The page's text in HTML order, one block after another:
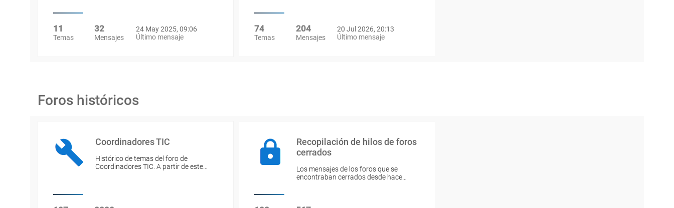
11
Temas
32
Mensajes
24 May 2025, 09:06
Último mensaje
74
Temas
204
Mensajes
20 Jul 2026, 20:13
Último mensaje
Foros históricos
Coordinadores TIC
Histórico de temas del foro de
Coordinadores TIC. A partir de este…
Recopilación de hilos de foros
cerrados
Los mensajes de los foros que se
encontraban cerrados desde hace…